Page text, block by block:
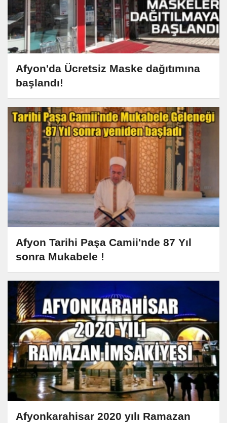
Afyon'da Ücretsiz Maske dağıtımına
başlandı!
Afyon Tarihi Paşa Camii'nde 87 Yıl
sonra Mukabele !
Afyonkarahisar 2020 yılı Ramazan